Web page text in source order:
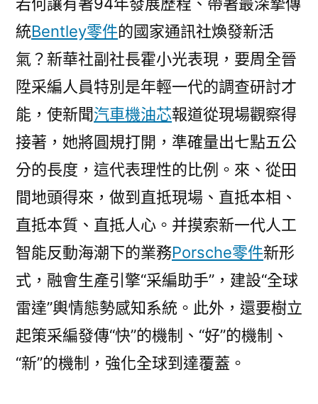
統Bentley零件的國家通訊社煥發新活
氣？新華社副社長霍小光表現，要周全晉
陞采編人員特別是年輕一代的調查研討才
能，使新聞汽車機油芯報道從現場觀察得
接著，她將圓規打開，準確量出七點五公
分的長度，這代表理性的比例。來、從田
間地頭得來，做到直抵現場、直抵本相、
直抵本質、直抵人心。并摸索新一代人工
智能反動海潮下的業務Porsche零件新形
式，融會生產引擎“采編助手”，建設“全球
雷達”輿情態勢感知系統。此外，還要樹立
起策采編發傳“快”的機制、“好”的機制、
“新”的機制，強化全球到達覆蓋。